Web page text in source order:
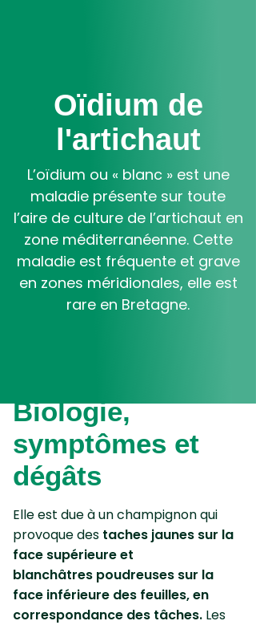
Oïdium de
l'artichaut
L’oïdium ou « blanc » est une
maladie présente sur toute
l’aire de culture de l’artichaut en
zone méditerranéenne. Cette
maladie est fréquente et grave
en zones méridionales, elle est
rare en Bretagne.
Biologie,
symptômes et
dégâts
Elle est due à un champignon qui
provoque des taches jaunes sur la
face supérieureet
blanchâtres poudreuses sur la
face inférieure des feuilles, en
correspondance des tâches. Les